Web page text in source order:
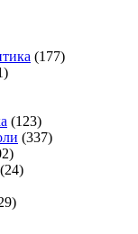
(177)
(123)
(337)
(24)